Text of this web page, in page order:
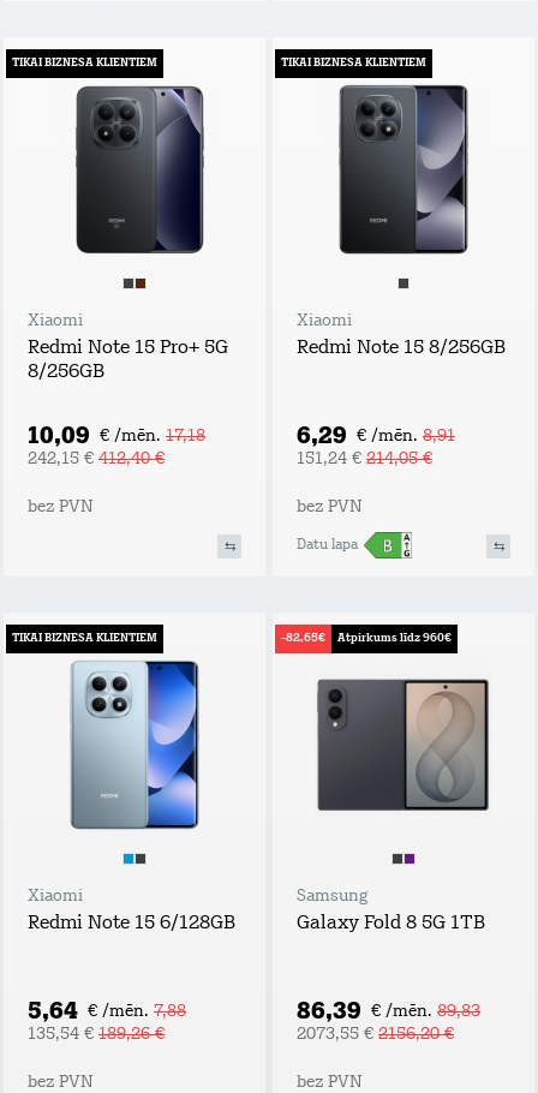
TIKAI BIZNESA KLIENTIEM
Xiaomi
Redmi Note 15 Pro+ 5G
8/256GB
10,09 € /mēn. 17,18
242,15 € 412,40 €
bez PVN
TIKAI BIZNESA KLIENTIEM
Xiaomi
Redmi Note 15 8/256GB
6,29 € /mēn. 8,91
151,24 € 214,05 €
bez PVN
Datu lapa
TIKAI BIZNESA KLIENTIEM
Xiaomi
Redmi Note 15 6/128GB
5,64 € /mēn. 7,88
135,54 € 189,26 €
bez PVN
-82,65€ Atpirkums līdz 960€
Samsung
Galaxy Fold 8 5G 1TB
86,39 € /mēn. 89,83
2073,55 € 2156,20 €
bez PVN